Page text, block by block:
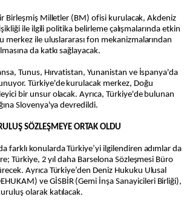
Birleşmiş Milletler (BM) ofisi kurulacak, Akdeniz
ile ilgili politika belirleme çalışmalarında etkin
merkez ile uluslararası fon mekanizmalarından
da katkı sağlayacak.
Tunus, Hırvatistan, Yunanistan ve İspanya'da
Türkiye'de kurulacak merkez, Doğu
bir unsur olacak. Ayrıca, Türkiye'de bulunan
Slovenya'ya devredildi.
SÖZLEŞMEYE ORTAK OLDU
farklı konularda Türkiye’yi ilgilendiren adımlar da
Türkiye, 2 yıl daha Barselona Sözleşmesi Büro
Ayrıca Türkiye’den Deniz Hukuku Ulusal
ve GİSBİR (Gemi İnşa Sanayicileri Birliği),
olarak katılacak.